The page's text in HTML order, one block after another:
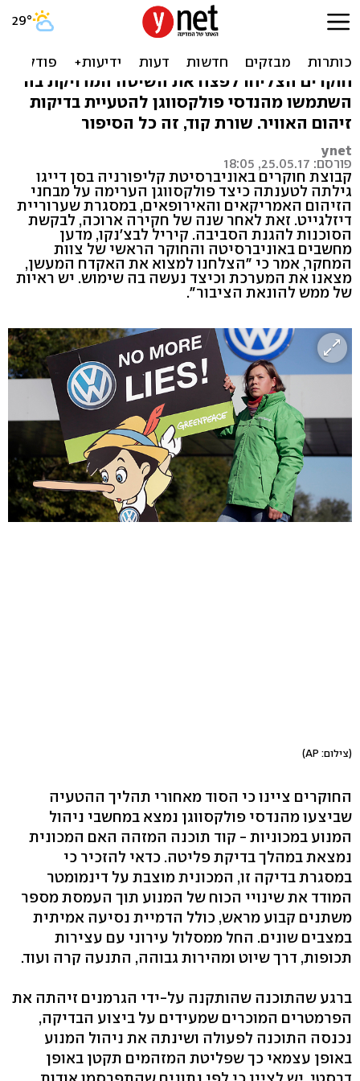
דיזלגייט: כך הצליחו הגרמנים
להטעות את האמריקאים
חוקרים הצליחו לפצח את השיטה המדויקת בה
השתמשו מהנדסי פולקסווגן להטעיית בדיקות
זיהום האוויר. שורת קוד, זה כל הסיפור
ynet
פורסם: 25.05.17, 18:05
קבוצת חוקרים באוניברסיטת קליפורניה בסן דייגו
גילתה לטענתה כיצד פולקסווגן הערימה על מבחני
הזיהום האמריקאים והאירופאים, במסגרת שערוריית
דיזלגייט. זאת לאחר שנה של חקירה ארוכה, לבקשת
הסוכנות להגנת הסביבה. קיריל לבצ'נקו, מדען
מחשבים באוניברסיטה והחוקר הראשי של צוות
המחקר, אמר כי "הצלחנו למצוא את האקדח המעשן,
מצאנו את המערכת וכיצד נעשה בה שימוש. יש ראיות
של ממש להונאת הציבור".
(צילום: AP)
החוקרים ציינו כי הסוד מאחורי תהליך ההטעיה
שביצעו מהנדסי פולקסווגן נמצא במחשבי ניהול
המנוע במכוניות - קוד תוכנה המזהה האם המכונית
נמצאת במהלך בדיקת פליטה. כדאי להזכיר כי
במסגרת בדיקה זו, המכונית מוצבת על דינמומטר
המודד את שינויי הכוח של המנוע תוך העמסת מספר
משתנים קבוע מראש, כולל הדמיית נסיעה אמיתית
במצבים שונים. החל ממסלול עירוני עם עצירות
תכופות, דרך שיוט ומהירות גבוהה, התנעה קרה ועוד.
ברגע שהתוכנה שהותקנה על-ידי הגרמנים זיהתה את
הפרמטרים המוכרים שמעידים על ביצוע הבדיקה,
נכנסה התוכנה לפעולה ושינתה את ניהול המנוע
באופן עצמאי כך שפליטת המזהמים תקטן באופן